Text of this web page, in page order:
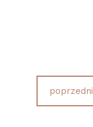
poprzedni